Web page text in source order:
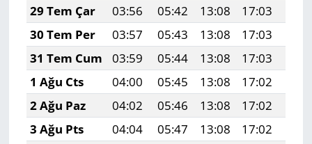
29 Tem Çar
03:56 05:42 13:08 17:03
30 Tem Per
03:57 05:43 13:08 17:03
31 Tem Cum
03:59 05:44 13:08 17:03
1 Ağu Cts
04:00 05:45 13:08 17:02
2 Ağu Paz
04:02 05:46 13:08 17:02
3 Ağu Pts
04:04 05:47 13:08 17:02